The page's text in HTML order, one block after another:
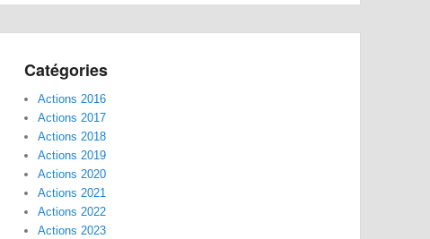
Catégories
Actions 2016
Actions 2017
Actions 2018
Actions 2019
Actions 2020
Actions 2021
Actions 2022
Actions 2023